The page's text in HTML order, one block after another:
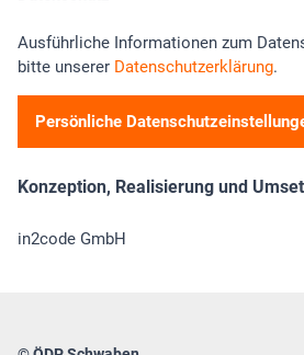
Ausführliche Informationen zum
bitte unserer Datenschutzerklärung.
Persönliche
Konzeption, Realisierung und
in2code GmbH